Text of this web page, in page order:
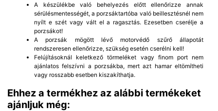
A készülékbe való behelyezés előtt ellenőrizze annak
sérülésmentességét, a porzsáktartóba való beillesztésnél nem
nyílt e szét vagy vált el a ragasztás. Ezesetben cserélje a
porzsákot!
A porzsák mögött lévő motorvédő szűrő állapotát
rendszeresen ellenőrizze, szükség esetén cserélni kell!
Felújításoknál keletkező törmeléket vagy finom port nem
ajánlatos felszívni a porzsákba, mert azt hamar eltömítheti
vagy rosszabb esetben kiszakíthatja.
Ehhez a termékhez az alábbi termékeket
ajánljuk még: